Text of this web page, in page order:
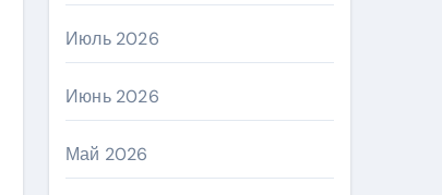
Июль 2026
Июнь 2026
Май 2026